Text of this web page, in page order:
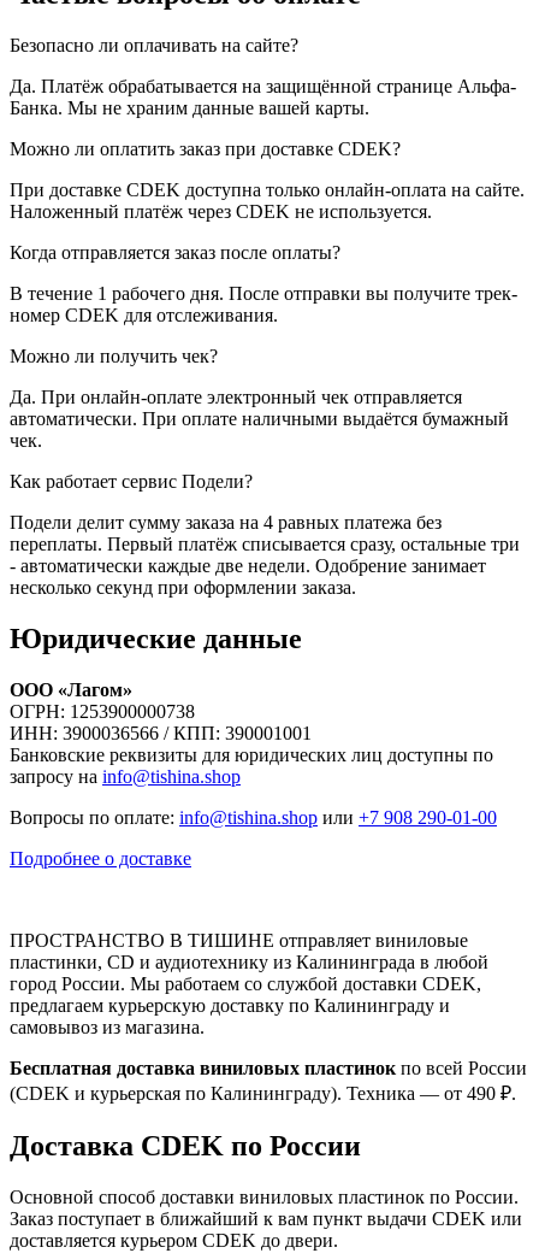
Безопасно ли оплачивать на сайте?
Да. Платёж обрабатывается на защищённой странице Альфа-
Банка. Мы не храним данные вашей карты.
Можно ли оплатить заказ при доставке CDEK?
При доставке CDEK доступна только онлайн-оплата на сайте.
Наложенный платёж через CDEK не используется.
Когда отправляется заказ после оплаты?
В течение 1 рабочего дня. После отправки вы получите трек-
номер CDEK для отслеживания.
Можно ли получить чек?
Да. При онлайн-оплате электронный чек отправляется
автоматически. При оплате наличными выдаётся бумажный
чек.
Как работает сервис Подели?
Подели делит сумму заказа на 4 равных платежа без
переплаты. Первый платёж списывается сразу, остальные три
- автоматически каждые две недели. Одобрение занимает
несколько секунд при оформлении заказа.
Юридические данные
ООО «Лагом»
ОГРН: 1253900000738
ИНН: 3900036566 / КПП: 390001001
Банковские реквизиты для юридических лиц доступны по
запросу на info@tishina.shop
Вопросы по оплате: info@tishina.shop или +7 908 290-01-00
Подробнее о доставке
ПРОСТРАНСТВО В ТИШИНЕ отправляет виниловые
пластинки, CD и аудиотехнику из Калининграда в любой
город России. Мы работаем со службой доставки CDEK,
предлагаем курьерскую доставку по Калининграду и
самовывоз из магазина.
Бесплатная доставка виниловых пластинок по всей России
(CDEK и курьерская по Калининграду). Техника — от 490 ₽.
Доставка CDEK по России
Основной способ доставки виниловых пластинок по России.
Заказ поступает в ближайший к вам пункт выдачи CDEK или
доставляется курьером CDEK до двери.